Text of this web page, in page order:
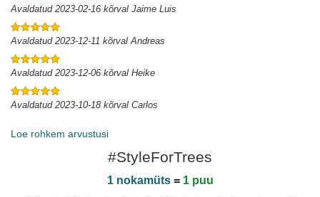
Avaldatud 2023-02-16 kõrval Jaime Luis
Avaldatud 2023-12-11 kõrval Andreas
Avaldatud 2023-12-06 kõrval Heike
Avaldatud 2023-10-18 kõrval Carlos
Loe rohkem arvustusi
#StyleForTrees
1 nokamüts= 1 puu